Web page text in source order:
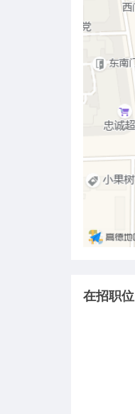
在招职位